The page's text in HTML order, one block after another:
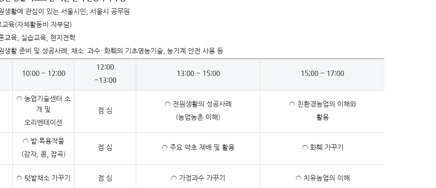
생활에 관심이 있는 서울시민, 서울시 공무원
육(자체활동비 자부담)
교육, 실습교육, 현지견학
생활 준비 및 성공사례, 채소· 과수· 화훼의 기초영농기술, 농기계 안전 사용 등
10:00 ~ 12:00
12:00
~13:00
13:00 ~ 15:00 15;00 ~ 17:00
○ 농업기술센터 소
개 및
오리엔테이션
점 심
○ 전원생활의 성공사례
(농업농촌 이해)
○ 친환경농업의 이해와
활용
○ 밭·특용작물
(감자, 콩, 잡곡)
점 심 ○ 주요 약초 재배 및 활용 ○ 화훼 가꾸기
○ 텃밭채소 가꾸기 점 심 ○ 가정과수 가꾸기 ○ 치유농업의 이해